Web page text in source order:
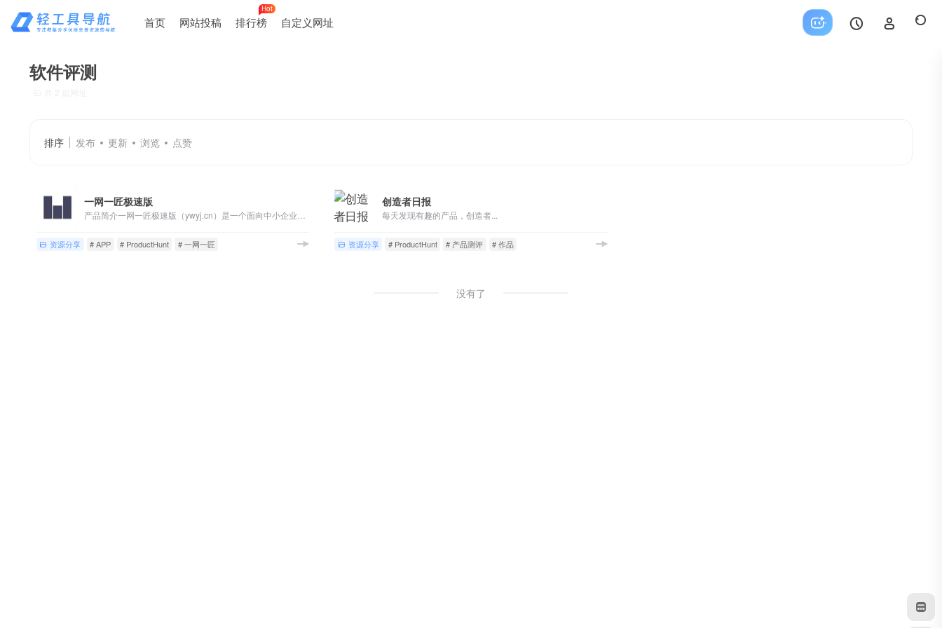
首页 网站投稿 排行榜
Hot
自定义网址
软件评测
排序 发布 更新 浏览 点赞
一网一匠极速版
资源分享 # APP # ProductHunt # 一网一匠
创造者日报
每天发现有趣的产品，创造者...
资源分享 # ProductHunt # 产品测评 # 作品
没有了